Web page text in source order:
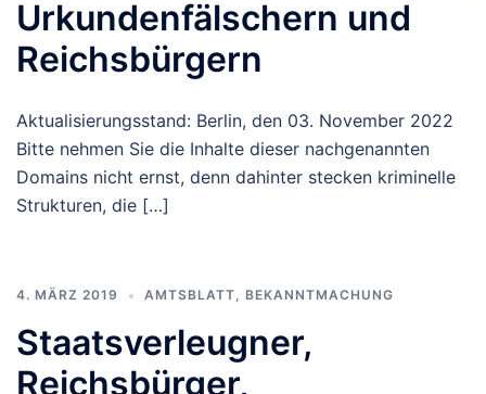
Urkundenfälschern und
Reichsbürgern
Aktualisierungsstand: Berlin, den 03. November 2022
Bitte nehmen Sie die Inhalte dieser nachgenannten
Domains nicht ernst, denn dahinter stecken kriminelle
Strukturen, die […]
4. MÄRZ 2019 AMTSBLATT, BEKANNTMACHUNG
Staatsverleugner,
Reichsbürger,